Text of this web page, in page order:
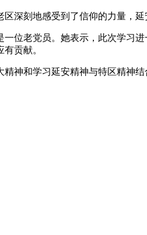
深刻地感受到了信仰的力量，
位老党员。她表示，此次学习
贡献。
神和学习延安精神与特区精神